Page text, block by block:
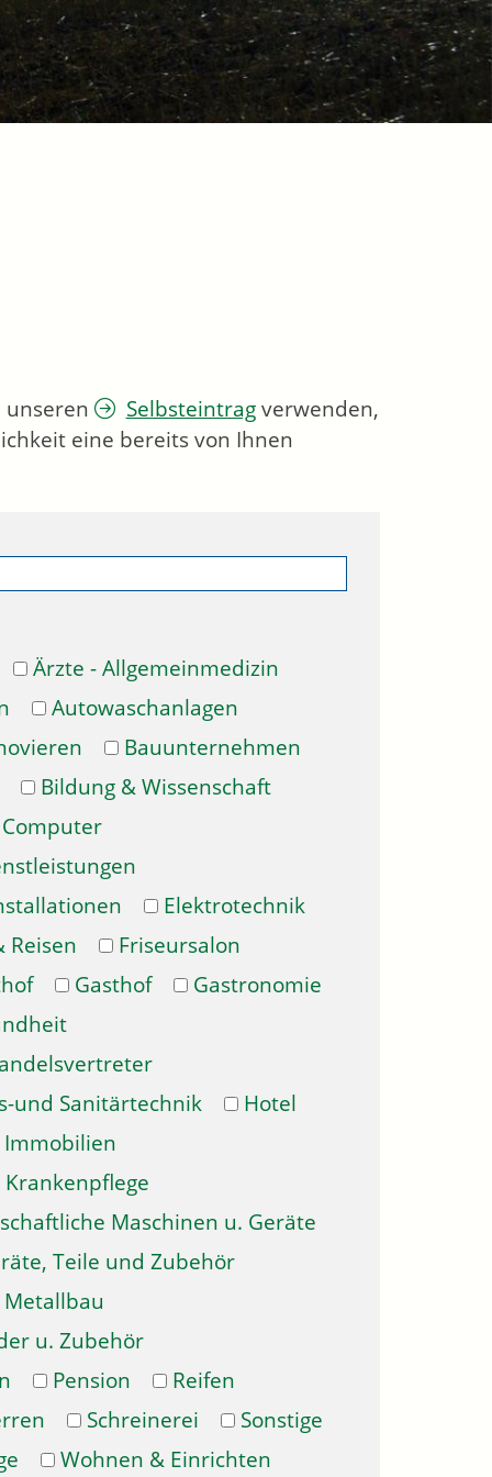
unseren Selbsteintragverwenden,
eine bereits von Ihnen
Ärzte - Allgemeinmedizin
Autowaschanlagen
Bauunternehmen
Bildung & Wissenschaft
Computer
Elektrotechnik
Reisen
Friseursalon
Gasthof
Gastronomie
und Sanitärtechnik
Hotel
Immobilien
Krankenpflege
Maschinen u. Geräte
Teile und Zubehör
Metallbau
u. Zubehör
Pension
Reifen
Schreinerei
Sonstige
Wohnen & Einrichten